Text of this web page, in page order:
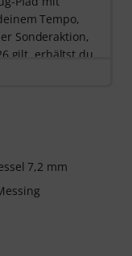
Tempo,
Sonderaktion,
gilt, erhältst du
School of
7,2 mm